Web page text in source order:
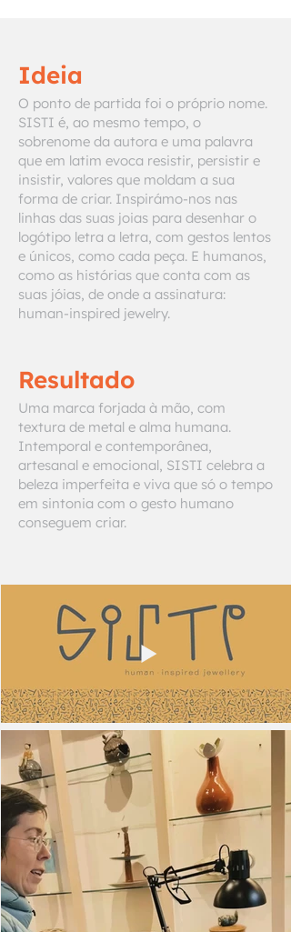
Ideia
O ponto de partida foi o próprio nome.
SISTI é, ao mesmo tempo, o
sobrenome da autora e uma palavra
que em latim evoca resistir, persistir e
insistir, valores que moldam a sua
forma de criar. Inspirámo-nos nas
linhas das suas joias para desenhar o
logótipo letra a letra, com gestos lentos
e únicos, como cada peça. E humanos,
como as histórias que conta com as
suas jóias, de onde a assinatura:
human-inspired jewelry.
Resultado
Uma marca forjada à mão, com
textura de metal e alma humana.
Intemporal e contemporânea,
artesanal e emocional, SISTI celebra a
beleza imperfeita e viva que só o tempo
em sintonia com o gesto humano
conseguem criar.